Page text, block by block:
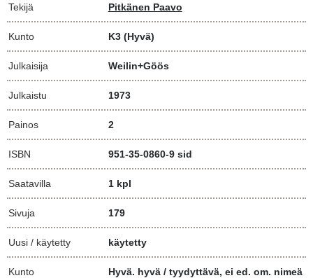
Tekijä Pitkänen Paavo
Kunto K3 (Hyvä)
Julkaisija Weilin+Göös
Julkaistu 1973
Painos 2
ISBN 951-35-0860-9 sid
Saatavilla 1 kpl
Sivuja 179
Uusi / käytetty käytetty
Kunto Hyvä. hyvä / tyydyttävä, ei ed. om. nimeä